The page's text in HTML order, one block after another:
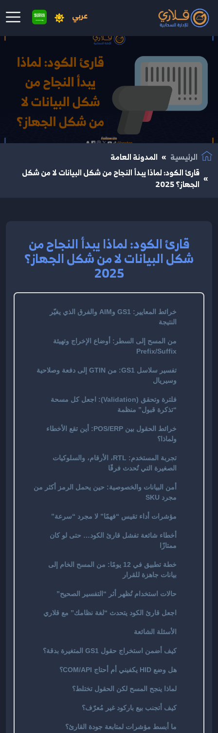
عربي
انتقال إلى المحتوى الرئيسي
الرئيسية
المدونة العامة
قارئ الكود: لماذا يبدأ النجاح من شكل البيانات لا من شكل
الجهاز؟ 2025
قارئ الكود: لماذا يبدأ النجاح من
شكل البيانات لا من شكل الجهاز؟
2025
خرائط المعايير: GS1 وAIM والفرق الذي يغيّر
النتيجة
من المسح إلى السطر: أوضاع الإخراج وتهيئة
Prefix/Suffix
تفسير سلاسل GS1: من GTIN إلى دفعة وصلاحية
وسيريال
فلترة وتحقق (Validation): اجعل كل مسحة
“تذكرة قبول” منظمة
خرائط الحقول بين POS/ERP: أين تقع الأخطاء
ولماذا؟
تجربة المستخدم: RTL، الأرقام، والسلوكيات
الصغيرة التي تُحدث فرقًا
أمن البيانات والخصوصية: حين يحمل الرمز أكثر من
مجرد SKU
مؤشرات أداء تقيس “فهمًا” لا مجرد “سرعة”
أخطاء شائعة تفشل قارئ الكود… حتى لو كان
ممتازًا
خطة تطبيق في 12 يومًا: من المسح الخام إلى
بيانات جاهزة للقرار
حالات استخدام تُظهر أثر “التفسير الصحيح”
اجعل قارئ الكود يتحدث “لغة نظامك” مع قلاري
الأسئلة الشائعة
كيف أضمن استخراج حقول GS1 المتغيرة بدقة؟
هل وضع HID يكفيني أم أحتاج COM/API؟
لماذا ينجح المسح لكن الحقول تختلط؟
كيف أتجنب بيع باركود غير مُعرّف؟
ما أبسط مؤشرات لمتابعة جودة القارئ؟